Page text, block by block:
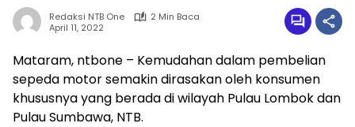
Redaksi NTB One
2 Min Baca
April 11, 2022
Mataram, ntbone – Kemudahan dalam pembelian
sepeda motor semakin dirasakan oleh konsumen
khususnya yang berada di wilayah Pulau Lombok dan
Pulau Sumbawa, NTB.